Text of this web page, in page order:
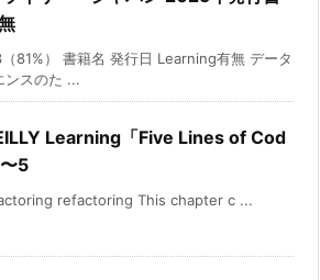
81%） 書籍名 発行日 Learning有無 データ
ンスのた ...
Learning「Five Lines of Cod
5
refactoring This chapter c ...